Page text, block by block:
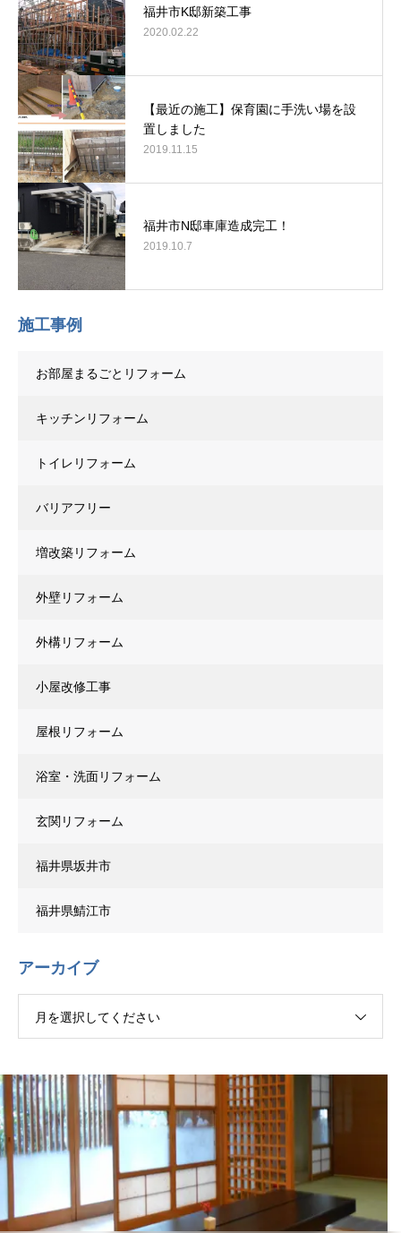
福井市K邸新築工事
2020.02.22
【最近の施工】保育園に手洗い場を設
置しました
2019.11.15
福井市N邸車庫造成完工！
2019.10.7
施工事例
お部屋まるごとリフォーム
キッチンリフォーム
トイレリフォーム
バリアフリー
増改築リフォーム
外壁リフォーム
外構リフォーム
小屋改修工事
屋根リフォーム
浴室・洗面リフォーム
玄関リフォーム
福井県坂井市
福井県鯖江市
アーカイブ
月を選択してください